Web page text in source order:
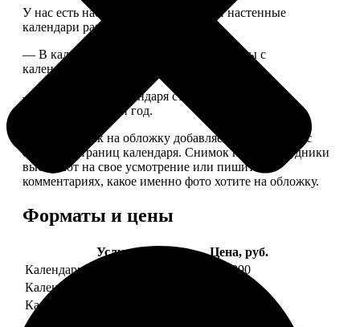
У нас есть настольные, магнитные и настенные
календари разных размеров.
— В календаре 13 листов: обложка+листы с
календарной сеткой.
— Обложка для календаря стандартная, дизайн
обновляем каждый год.
— В кружочек на обложку добавляем фотографию с
одной из страниц календаря. Снимок наши сотрудники
выбирают на свое усмотрение или пишите в
комментариях, какое именно фото хотите на обложку.
Форматы и цены
Услуга
Цена, руб.
Календарь настенный
от 1290
Календарь "домик"
Календарь магнитный отрывной